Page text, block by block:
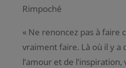
Rimpoché
« Ne renoncez pas à faire
vraiment faire. Là où il y a
l’amour et de